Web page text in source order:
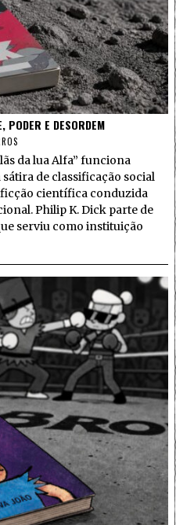
E DESORDEM
da lua Alfa” funciona
de classificação social
científica conduzida
Philip K. Dick parte de
serviu como instituição